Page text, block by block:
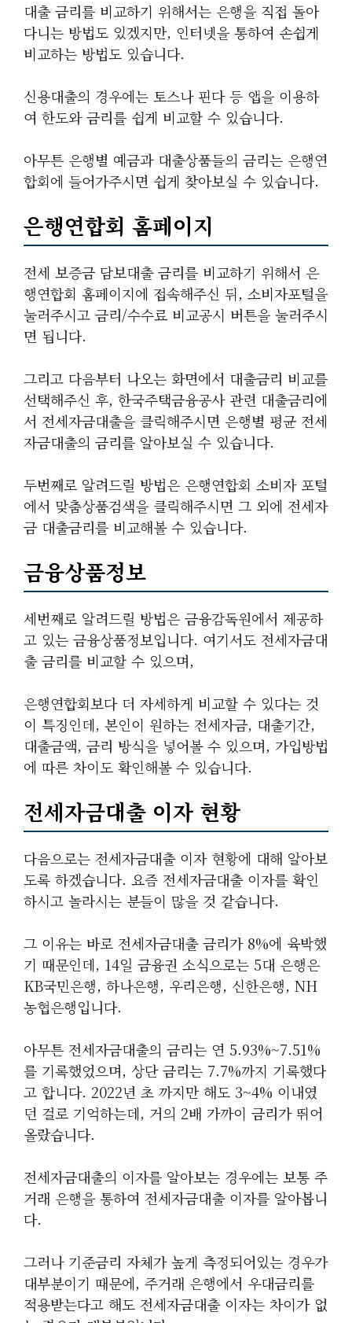
대출 금리를 비교하기 위해서는 은행을 직접 돌아
다니는 방법도 있겠지만, 인터넷을 통하여 손쉽게
비교하는 방법도 있습니다.
신용대출의 경우에는 토스나 핀다 등 앱을 이용하
여 한도와 금리를 쉽게 비교할 수 있습니다.
아무튼 은행별 예금과 대출상품들의 금리는 은행연
합회에 들어가주시면 쉽게 찾아보실 수 있습니다.
은행연합회 홈페이지
전세 보증금 담보대출 금리를 비교하기 위해서 은
행연합회 홈페이지에 접속해주신 뒤, 소비자포털을
눌러주시고 금리/수수료 비교공시 버튼을 눌러주시
면 됩니다.
그리고 다음부터 나오는 화면에서 대출금리 비교를
선택해주신 후, 한국주택금융공사 관련 대출금리에
서 전세자금대출을 클릭해주시면 은행별 평균 전세
자금대출의 금리를 알아보실 수 있습니다.
두번째로 알려드릴 방법은 은행연합회 소비자 포털
에서 맞춤상품검색을 클릭해주시면 그 외에 전세자
금 대출금리를 비교해볼 수 있습니다.
금융상품정보
세번째로 알려드릴 방법은 금융감독원에서 제공하
고 있는 금융상품정보입니다. 여기서도 전세자금대
출 금리를 비교할 수 있으며,
은행연합회보다 더 자세하게 비교할 수 있다는 것
이 특징인데, 본인이 원하는 전세자금, 대출기간,
대출금액, 금리 방식을 넣어볼 수 있으며, 가입방법
에 따른 차이도 확인해볼 수 있습니다.
전세자금대출 이자 현황
다음으로는 전세자금대출 이자 현황에 대해 알아보
도록 하겠습니다. 요즘 전세자금대출 이자를 확인
하시고 놀라시는 분들이 많을 것 같습니다.
그 이유는 바로 전세자금대출 금리가 8%에 육박했
기 때문인데, 14일 금융권 소식으로는 5대 은행은
KB국민은행, 하나은행, 우리은행, 신한은행, NH
농협은행입니다.
아무튼 전세자금대출의 금리는 연 5.93%~7.51%
를 기록했었으며, 상단 금리는 7.7%까지 기록했다
고 합니다. 2022년 초 까지만 해도 3~4% 이내였
던 걸로 기억하는데, 거의 2배 가까이 금리가 뛰어
올랐습니다.
전세자금대출의 이자를 알아보는 경우에는 보통 주
거래 은행을 통하여 전세자금대출 이자를 알아봅니
다.
그러나 기준금리 자체가 높게 측정되어있는 경우가
대부분이기 때문에, 주거래 은행에서 우대금리를
적용받는다고 해도 전세자금대출 이자는 차이가 없